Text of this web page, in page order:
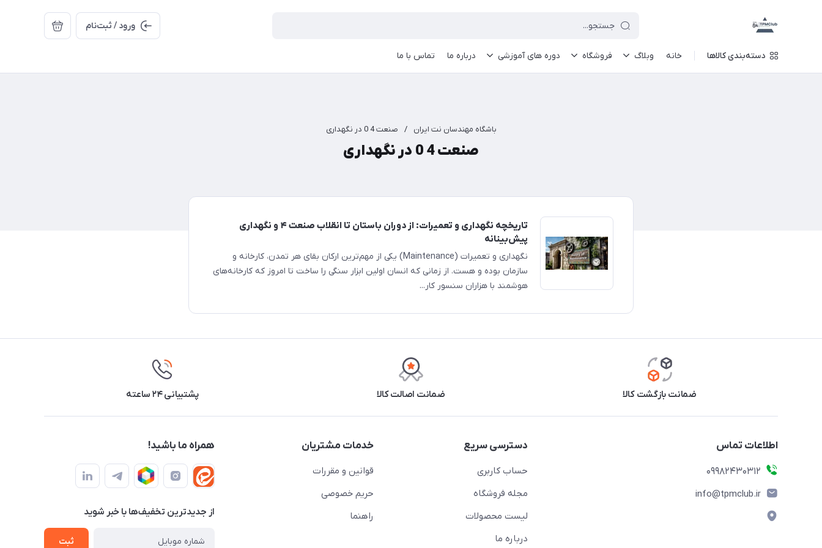
ورود / ثبت‌نام
دسته‌بندی کالاها خانه وبلاگ فروشگاه دوره های آموزشی درباره ما تماس با ما
باشگاه مهندسان نت ایران / صنعت 4 0 در نگهداری
صنعت 4 0 در نگهداری
تاریخچه نگهداری و تعمیرات: از دوران باستان تا انقلاب صنعت ۴ و نگهداری
پیش‌بینانه
نگهداری و تعمیرات (Maintenance) یکی از مهم‌ترین ارکان بقای هر تمدن، کارخانه و
سازمان بوده و هست. از زمانی که انسان اولین ابزار سنگی را ساخت تا امروز که کارخانه‌های
هوشمند با هزاران سنسور کار...
ضمانت بازگشت کالا ضمانت اصالت کالا پشتیبانی ۲۴ ساعته
اطلاعات تماس
09982430312
info@tpmclub.ir
دسترسی سریع
حساب کاربری
مجله فروشگاه
لیست محصولات
درباره ما
خدمات مشتریان
قوانین و مقررات
حریم خصوصی
راهنما
همراه ما باشید!
از جدید‌ترین تخفیف‌ها با‌ خبر شوید
ثبت